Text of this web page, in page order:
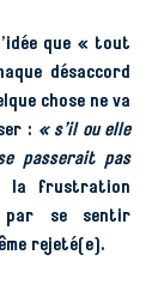
que « tout
désaccord
chose ne va
: « s’il ou elle
passerait pas
la frustration
par se sentir
rejeté(e).